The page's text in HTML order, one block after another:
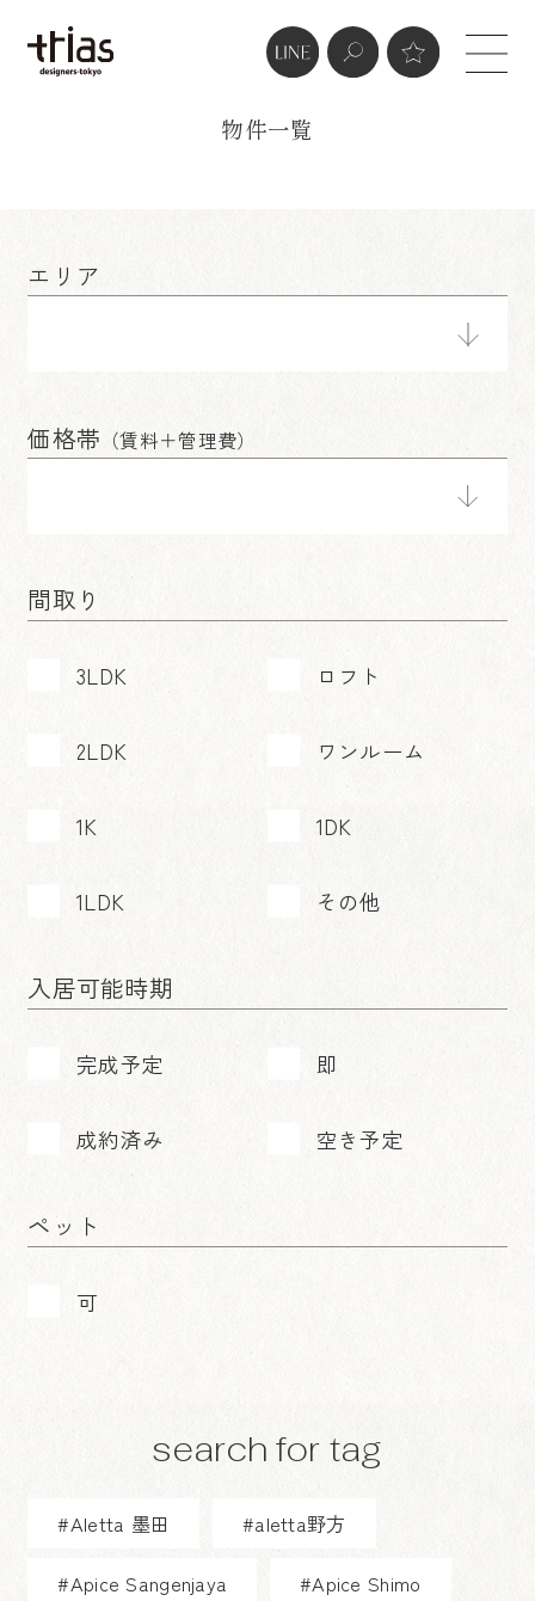
real estate
物件一覧
エリア
価格帯 （賃料＋管理費）
間取り
3LDK ロフト
2LDK ワンルーム
1K 1DK
1LDK その他
入居可能時期
完成予定 即
成約済み 空き予定
ペット
可
search for tag
#Aletta 墨田 #aletta野方
#Apice Sangenjaya #Apice Shimo